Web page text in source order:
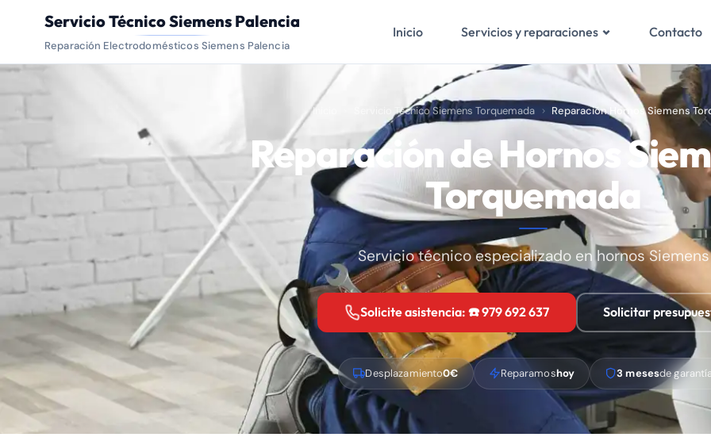
Servicio Técnico Siemens Palencia
Reparación Electrodomésticos Siemens Palencia
Inicio Servicios y reparaciones Contacto
Inicio Servicio Técnico Siemens Torquemada Reparación Hornos Siemens
Reparación de Hornos
Torquemada
Servicio técnico especializado en hornos Siemens
Solicite asistencia: ☎️ 979 692 637 Solicitar
Desplazamiento0€ Reparamoshoy 3 mesesde